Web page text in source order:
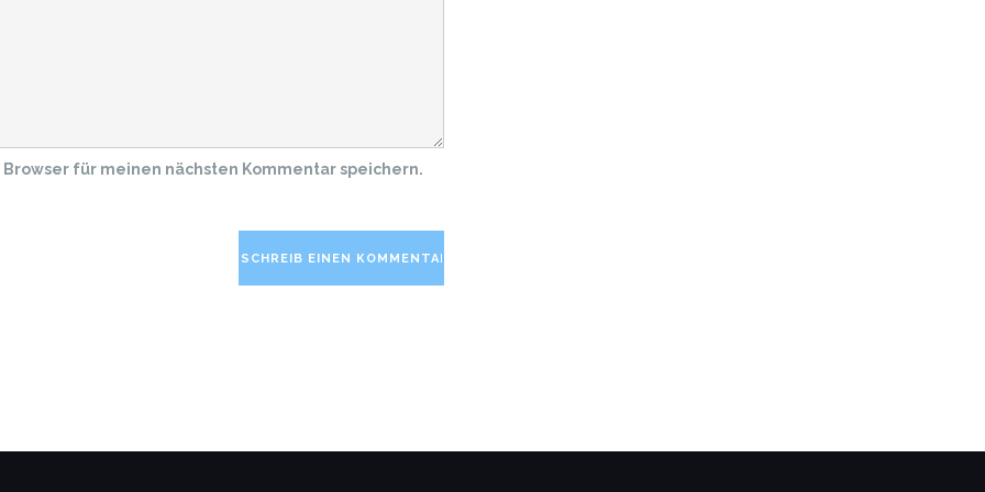
für meinen nächsten Kommentar speichern.